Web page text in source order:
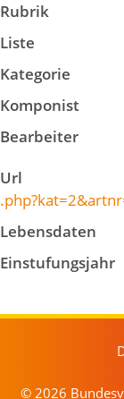
Rubrik
Liste
Kategorie
Komponist
Bearbeiter
Url
Lebensdaten
Einstufungsjahr
© 2026